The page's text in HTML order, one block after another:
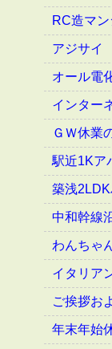
RC造マ
アジサイ
オール電
インター
ＧＷ休業
駅近1Kア
築浅
中和幹線
わんちゃ
イタリア
ご挨拶お
年末年始